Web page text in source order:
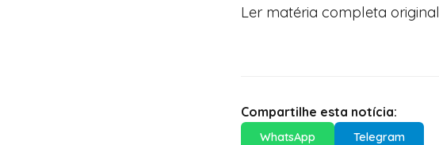
Ler matéria completa original
Compartilhe esta notícia:
WhatsApp Telegram